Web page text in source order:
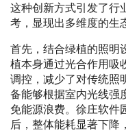
这种创新方式引发了行
考，显现出多维度的生
首先，结合绿植的照明
植本身通过光合作用吸
调控，减少了对传统照
备能够根据室内光线强
免能源浪费。徐庄软件
后，整体能耗显著下降